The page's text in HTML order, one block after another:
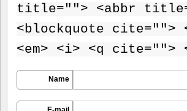
title=""> <abbr
<blockquote cite="">
<em> <i> <q cite="">
Name